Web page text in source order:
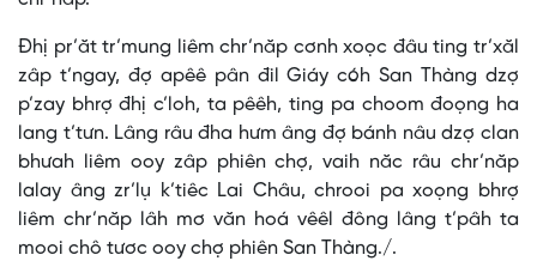
Đhị pr’ăt tr’mung liêm chr’năp cơnh xoọc đâu ting tr’xăl
zâp t’ngay, đợ apêê pân đil Giáy cóh San Thàng dzợ
p’zay bhrợ đhị c’loh, ta pêêh, ting pa choom đoọng ha
lang t’tưn. Lâng râu đha hưm âng đợ bánh nâu dzợ clan
bhưah liêm ooy zâp phiên chợ, vaih năc râu chr’năp
lalay âng zr’lụ k’tiêc Lai Châu, chrooi pa xoọng bhrợ
liêm chr’năp lâh mơ văn hoá vêêl đông lâng t’pâh ta
mooi chô tươc ooy chợ phiên San Thàng./.